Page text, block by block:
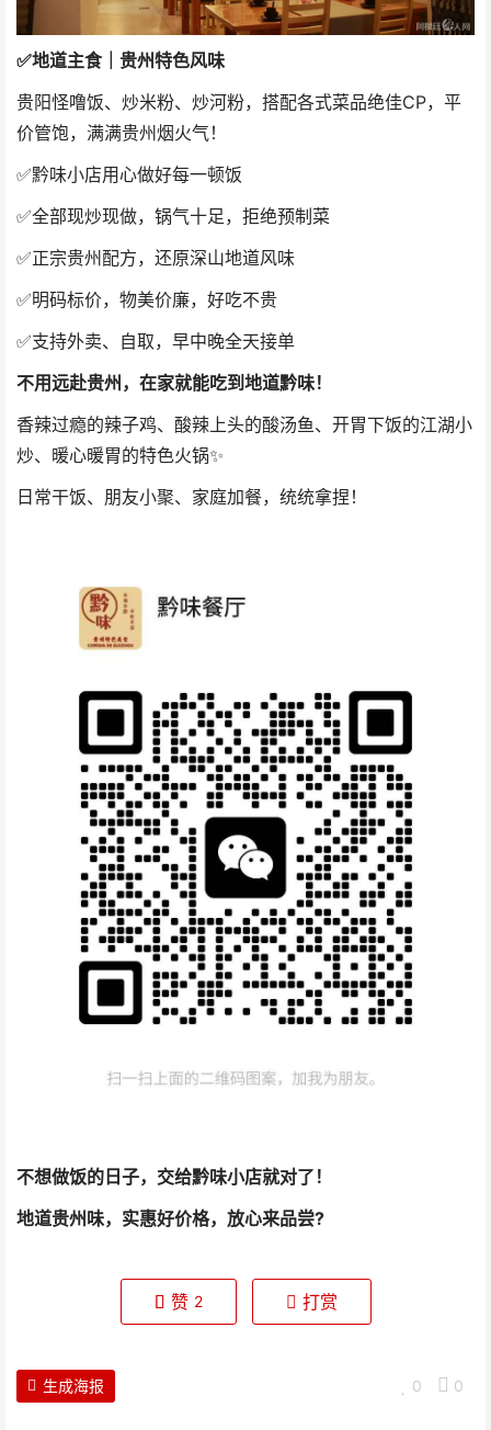
✅地道主食｜贵州特色风味
贵阳怪噜饭、炒米粉、炒河粉，搭配各式菜品绝佳CP，平
价管饱，满满贵州烟火气！
✅黔味小店用心做好每一顿饭
✅全部现炒现做，锅气十足，拒绝预制菜
✅正宗贵州配方，还原深山地道风味
✅明码标价，物美价廉，好吃不贵
✅支持外卖、自取，早中晚全天接单
不用远赴贵州，在家就能吃到地道黔味！
香辣过瘾的辣子鸡、酸辣上头的酸汤鱼、开胃下饭的江湖小
炒、暖心暖胃的特色火锅✨
日常干饭、朋友小聚、家庭加餐，统统拿捏！
不想做饭的日子，交给黔味小店就对了！
地道贵州味，实惠好价格，放心来品尝?
赞 2 打赏
0 0
生成海报